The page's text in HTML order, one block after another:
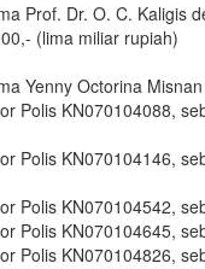
Prof. Dr. O. C. Kaligis
(lima miliar rupiah)
Yenny Octorina
KN070104088,
KN070104146,
KN070104542,
KN070104645,
KN070104826,